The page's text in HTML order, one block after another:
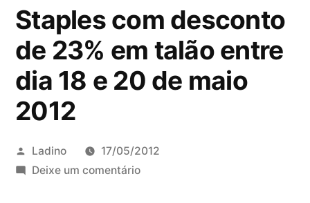
Staples com desconto
de 23% em talão entre
dia 18 e 20 de maio
2012
Publicado
por
Ladino
17/05/2012
Deixe um comentárioem